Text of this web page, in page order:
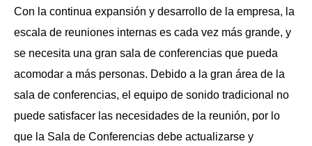
Con la continua expansión y desarrollo de la empresa, la
escala de reuniones internas es cada vez más grande, y
se necesita una gran sala de conferencias que pueda
acomodar a más personas. Debido a la gran área de la
sala de conferencias, el equipo de sonido tradicional no
puede satisfacer las necesidades de la reunión, por lo
que la Sala de Conferencias debe actualizarse y